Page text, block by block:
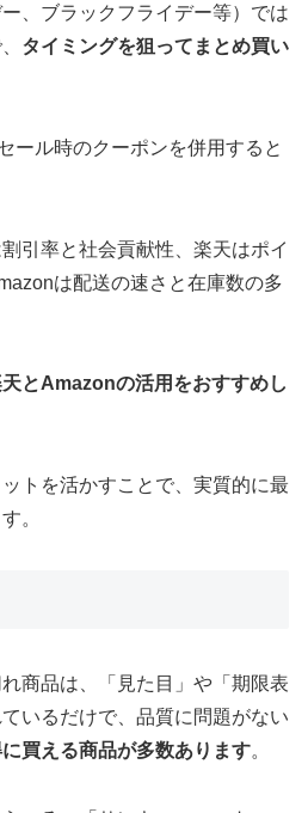
、ブラックフライデー等）では
タイミングを狙ってまとめ買い
ール時のクーポンを併用すると
引率と社会貢献性、楽天はポイ
は配送の速さと在庫数の多
とAmazonの活用をおすすめし
トを活かすことで、実質的に最
。
商品は、「見た目」や「期限表
いるだけで、品質に問題がない
買える商品が多数あります。